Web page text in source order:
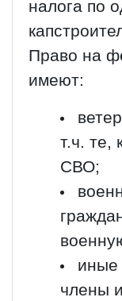
налога по
Право на
имеют:
т.ч. те,
СВО;
иные
члены